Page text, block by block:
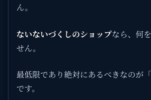
ん。
ないないづくしのショップなら、何
せん。
最低限であり絶対にあるべきなのが「
です。